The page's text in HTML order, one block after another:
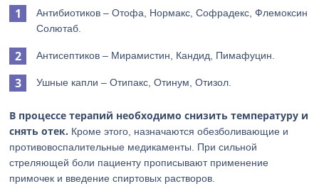
Антибиотиков – Отофа, Нормакс, Софрадекс, Флемоксин
Солютаб.
Антисептиков – Мирамистин, Кандид, Пимафуцин.
Ушные капли – Отипакс, Отинум, Отизол.
В процессе терапий необходимо снизить температуру и
снять отек. Кроме этого, назначаются обезболивающие и
противовоспалительные медикаменты. При сильной
стреляющей боли пациенту прописывают применение
примочек и введение спиртовых растворов.